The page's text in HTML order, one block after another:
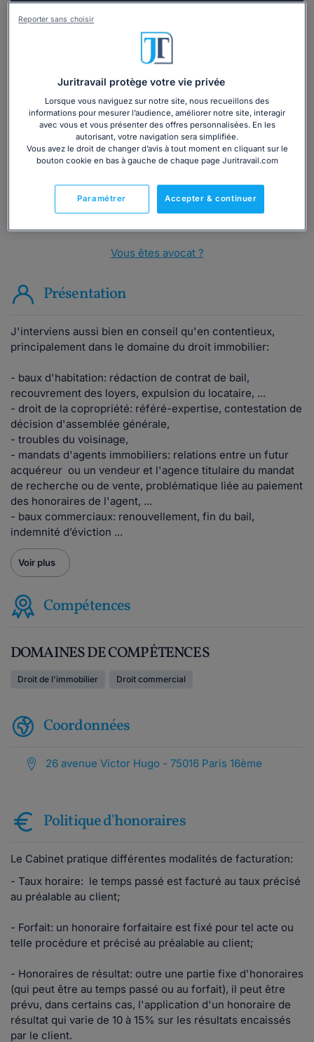
3 devis en 48h
Vous souhaitez une consultation par
téléphone ?
Consulter immédiatement
ou appelez le01 75 75 42 33(8h à 21h du lundi au
vendredi)
Vous êtes avocat ?
Présentation
J'interviens aussi bien en conseil qu'en contentieux,
principalement dans le domaine du droit immobilier:
- baux d'habitation: rédaction de contrat de bail,
recouvrement des loyers, expulsion du locataire, ...
- droit de la copropriété: référé-expertise, contestation de
décision d'assemblée générale,
- troubles du voisinage,
- mandats d'agents immobiliers: relations entre un futur
acquéreur ou un vendeur et l'agence titulaire du mandat
de recherche ou de vente, problématique liée au paiement
des honoraires de l'agent, ...
- baux commerciaux: renouvellement, fin du bail,
indemnité d’éviction ...
Voir plus
Compétences
DOMAINES DE COMPÉTENCES
Droit de l'immobilier Droit commercial
Coordonnées
26 avenue Victor Hugo - 75016 Paris 16ème
Politique d'honoraires
Le Cabinet pratique différentes modalités de facturation:
- Taux horaire: le temps passé est facturé au taux précisé
au préalable au client;
- Forfait: un honoraire forfaitaire est fixé pour tel acte ou
telle procédure et précisé au préalable au client;
- Honoraires de résultat: outre une partie fixe d'honoraires
(qui peut être au temps passé ou au forfait), il peut être
prévu, dans certains cas, l'application d'un honoraire de
résultat qui varie de 10 à 15% sur les résultats encaissés
par le client.
Juritravail protège votre vie privée
Lorsque vous naviguez sur notre site, nous recueillons des
informations pour mesurer l’audience, améliorer notre site, interagir
avec vous et vous présenter des offres personnalisées. En les
autorisant, votre navigation sera simplifiée.
Vous avez le droit de changer d’avis à tout moment en cliquant sur le
bouton cookie en bas à gauche de chaque page Juritravail.com
Accepter & continuer
Paramétrer
Reporter sans choisir